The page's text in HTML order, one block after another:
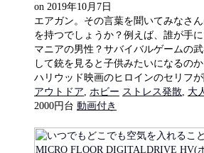
on 2019年10月7日
エアガン。その言葉を聞いてみなさ
を持つでしょうか？例えば、誰が手
マニアの男性？サバイバルゲームの
して銃を見ると子供みたいになるの
ハリウッド映画のヒロインのセリフ
アウトドア, ホビー ストレス発散, 大
2000円台 動画付き